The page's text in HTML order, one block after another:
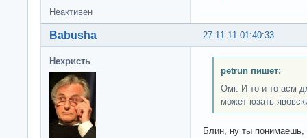
Неактивен
27-11-11 01:40:33
Babusha
Нехристь
petrun пишет:
Омг. И то и то асм
может юзать
Блин, ну ты понимаешь,